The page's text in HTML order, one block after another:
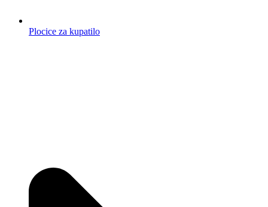
Plocice za kupatilo